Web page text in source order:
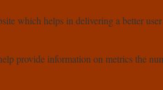
which helps in delivering a better
provide information on metrics the